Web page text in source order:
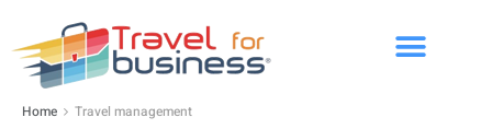
Home Travel management